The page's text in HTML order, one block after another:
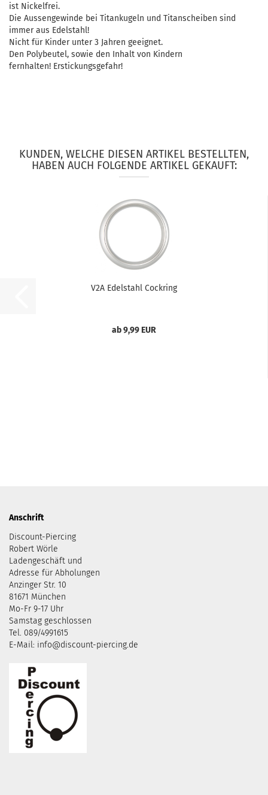
ist Nickelfrei.
Die Aussengewinde bei Titankugeln und Titanscheiben sind
immer aus Edelstahl!
Nicht für Kinder unter 3 Jahren geeignet.
Den Polybeutel, sowie den Inhalt von Kindern
fernhalten! Erstickungsgefahr!
KUNDEN, WELCHE DIESEN ARTIKEL BESTELLTEN,
HABEN AUCH FOLGENDE ARTIKEL GEKAUFT:
V2A Edelstahl Cockring
ab 9,99 EUR
Anschrift
Discount-Piercing
Robert Wörle
Ladengeschäft und
Adresse für Abholungen
Anzinger Str. 10
81671 München
Mo-Fr 9-17 Uhr
Samstag geschlossen
Tel. 089/4991615
E-Mail: info@discount-piercing.de